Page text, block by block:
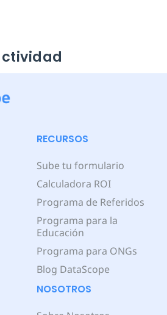
RECURSOS
Sube tu formulario
Calculadora ROI
Programa de Referidos
Programa para la
Educación
Programa para ONGs
Blog DataScope
NOSOTROS